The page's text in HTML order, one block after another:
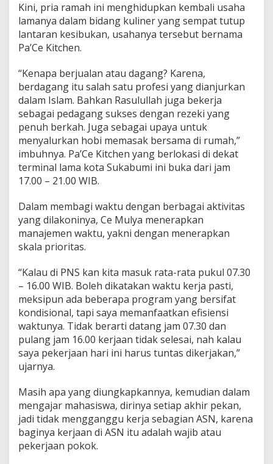
Kini, pria ramah ini menghidupkan kembali usaha
lamanya dalam bidang kuliner yang sempat tutup
lantaran kesibukan, usahanya tersebut bernama
Pa’Ce Kitchen.
“Kenapa berjualan atau dagang? Karena,
berdagang itu salah satu profesi yang dianjurkan
dalam Islam. Bahkan Rasulullah juga bekerja
sebagai pedagang sukses dengan rezeki yang
penuh berkah. Juga sebagai upaya untuk
menyalurkan hobi memasak bersama di rumah,”
imbuhnya. Pa’Ce Kitchen yang berlokasi di dekat
terminal lama kota Sukabumi ini buka dari jam
17.00 – 21.00 WIB.
Dalam membagi waktu dengan berbagai aktivitas
yang dilakoninya, Ce Mulya menerapkan
manajemen waktu, yakni dengan menerapkan
skala prioritas.
“Kalau di PNS kan kita masuk rata-rata pukul 07.30
– 16.00 WIB. Boleh dikatakan waktu kerja pasti,
meksipun ada beberapa program yang bersifat
kondisional, tapi saya memanfaatkan efisiensi
waktunya. Tidak berarti datang jam 07.30 dan
pulang jam 16.00 kerjaan tidak selesai, nah kalau
saya pekerjaan hari ini harus tuntas dikerjakan,”
ujarnya.
Masih apa yang diungkapkannya, kemudian dalam
mengajar mahasiswa, dirinya setiap akhir pekan,
jadi tidak mengganggu kerja sebagian ASN, karena
baginya kerjaan di ASN itu adalah wajib atau
pekerjaan pokok.